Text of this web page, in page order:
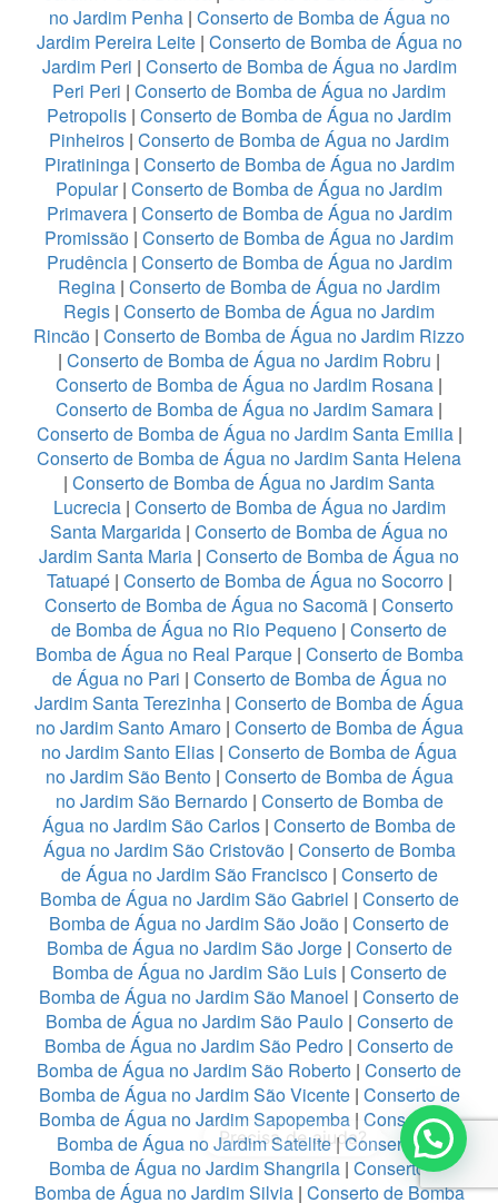
no Jardim Penha| Conserto de Bomba de Água no
Jardim Pereira Leite| Conserto de Bomba de Água no
Jardim Peri | Conserto de Bomba de Água no Jardim
Peri Peri | Conserto de Bomba de Água no Jardim
Petropolis | Conserto de Bomba de Água no Jardim
Pinheiros | Conserto de Bomba de Água no Jardim
Piratininga| Conserto de Bomba de Água no Jardim
Popular| Conserto de Bomba de Água no Jardim
Primavera| Conserto de Bomba de Água no Jardim
Promissão | Conserto de Bomba de Água no Jardim
Prudência| Conserto de Bomba de Água no Jardim
Regina | Conserto de Bomba de Água no Jardim
Regis | Conserto de Bomba de Água no Jardim
Rincão | Conserto de Bomba de Água no Jardim Rizzo
| Conserto de Bomba de Água no Jardim Robru |
Conserto de Bomba de Água no Jardim Rosana |
Conserto de Bomba de Água no Jardim Samara |
Conserto de Bomba de Água no Jardim Santa Emilia|
Conserto de Bomba de Água no Jardim Santa Helena
| Conserto de Bomba de Água no Jardim Santa
Lucrecia| Conserto de Bomba de Água no Jardim
Santa Margarida | Conserto de Bomba de Água no
Jardim Santa Maria | Conserto de Bomba de Água no
Tatuapé| Conserto de Bomba de Água no Socorro|
Conserto de Bomba de Água no Sacomã | Conserto
de Bomba de Água no Rio Pequeno | Conserto de
Bomba de Água no Real Parque| Conserto de Bomba
de Água no Pari | Conserto de Bomba de Água no
Jardim Santa Terezinha | Conserto de Bomba de Água
no Jardim Santo Amaro| Conserto de Bomba de Água
no Jardim Santo Elias | Conserto de Bomba de Água
no Jardim São Bento| Conserto de Bomba de Água
no Jardim São Bernardo| Conserto de Bomba de
Água no Jardim São Carlos | Conserto de Bomba de
Água no Jardim São Cristovão| Conserto de Bomba
de Água no Jardim São Francisco| Conserto de
Bomba de Água no Jardim São Gabriel | Conserto de
Bomba de Água no Jardim São João | Conserto de
Bomba de Água no Jardim São Jorge| Conserto de
Bomba de Água no Jardim São Luis| Conserto de
Bomba de Água no Jardim São Manoel | Conserto de
Bomba de Água no Jardim São Paulo| Conserto de
Bomba de Água no Jardim São Pedro | Conserto de
Bomba de Água no Jardim São Roberto | Conserto de
Bomba de Água no Jardim São Vicente| Conserto de
Bomba de Água no Jardim Sapopemba| Conserto de
Bomba de Água no Jardim Satelite|Conserto de
Bomba de Água no Jardim Shangrila| Conserto de
Bomba de Água no Jardim Silvia| Conserto de Bomba
1